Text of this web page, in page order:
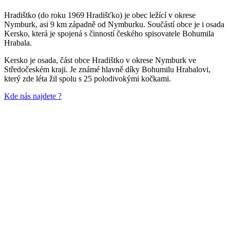
Hradištko (do roku 1969 Hradišťko) je obec ležící v okrese
Nymburk, asi 9 km západně od Nymburku. Součástí obce je i osada
Kersko, která je spojená s činností českého spisovatele Bohumila
Hrabala.
Kersko je osada, část obce Hradištko v okrese Nymburk ve
Středočeském kraji. Je známé hlavně díky Bohumilu Hrabalovi,
který zde léta žil spolu s 25 polodivokými kočkami.
Kde nás najdete ?